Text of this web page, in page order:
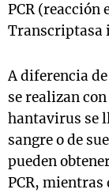
PCR (reacción
Transcriptasa
A diferencia
se realizan
hantavirus se
sangre o de
pueden
PCR, mientras